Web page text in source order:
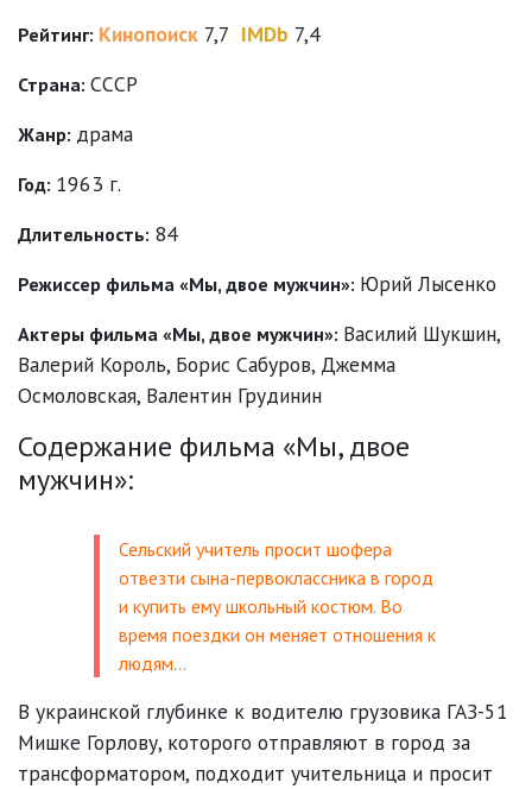
Рейтинг: Кинопоиск 7,7 IMDb 7,4
Страна: СССР
Жанр: драма
Год: 1963 г.
Длительность: 84
Режиссер фильма «Мы, двое мужчин»: Юрий Лысенко
Актеры фильма «Мы, двое мужчин»: Василий Шукшин,
Валерий Король, Борис Сабуров, Джемма
Осмоловская, Валентин Грудинин
Содержание фильма «Мы, двое
мужчин»:
Сельский учитель просит шофера
отвезти сына-первоклассника в город
и купить ему школьный костюм. Во
время поездки он меняет отношения к
людям...
В украинской глубинке к водителю грузовика ГАЗ-51
Мишке Горлову, которого отправляют в город за
трансформатором, подходит учительница и просит